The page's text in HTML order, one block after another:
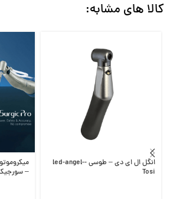
کالا های مشابه:
انگل ال ای دی – طوسی -led-angel-
Tosi